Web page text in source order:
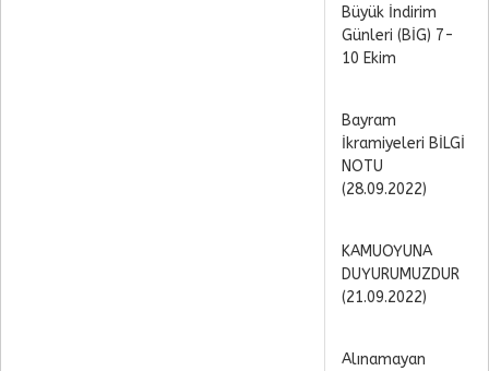
Büyük İndirim
Günleri (BİG) 7-
10 Ekim
Bayram
İkramiyeleri BİLGİ
NOTU
(28.09.2022)
KAMUOYUNA
DUYURUMUZDUR
(21.09.2022)
Alınamayan